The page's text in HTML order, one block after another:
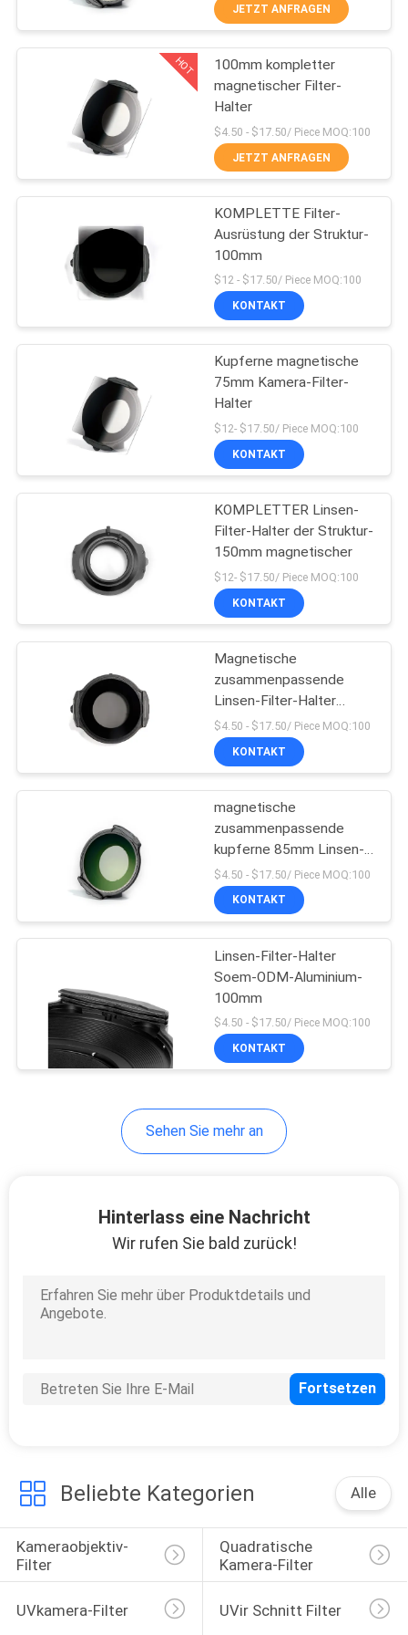
TRETEN
VERBINDUNG
FORDERN
ZITAT
SITEMAP
POLICY
UVkamera-Filter
UVir schnitt Filter
MCUV-Filter
13
Filter ND8
Filter ND1000
6
Neutraler Nachtfilter
Neutraler Dichte-
Linsen-Filter
Abgestufter
Graufilter
JETZT ANFRAGEN
HOT
100mm kompletter
magnetischer Filter-
Halter
$4.50 - $17.50/ Piece MOQ:100
JETZT ANFRAGEN
KOMPLETTE Filter-
Ausrüstung der Struktur-
100mm
$12 - $17.50/ Piece MOQ:100
KONTAKT
Kupferne magnetische
75mm Kamera-Filter-
Halter
$12- $17.50/ Piece MOQ:100
KONTAKT
KOMPLETTER Linsen-
Filter-Halter der Struktur-
150mm magnetischer
$12- $17.50/ Piece MOQ:100
KONTAKT
Magnetische
zusammenpassende
Linsen-Filter-Halter
Soems 75mm
$4.50 - $17.50/ Piece MOQ:100
KONTAKT
magnetische
zusammenpassende
kupferne 85mm Linsen-
Filter-Halter
$4.50 - $17.50/ Piece MOQ:100
KONTAKT
Linsen-Filter-Halter
Soem-ODM-Aluminium-
100mm
$4.50 - $17.50/ Piece MOQ:100
KONTAKT
Sehen Sie mehr an
Hinterlass eine Nachricht
Wir rufen Sie bald zurück!
Beliebte Kategorien Alle
Kameraobjektiv-
Filter
Quadratische
Kamera-Filter
UVkamera-Filter UVir Schnitt Filter